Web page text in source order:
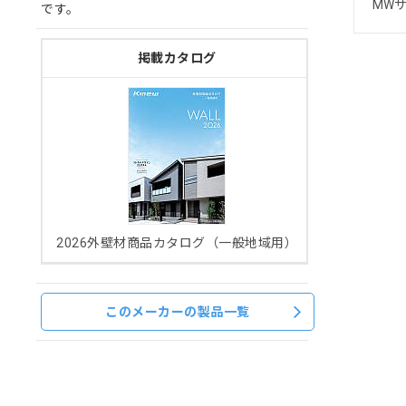
です。
掲載カタログ
2026外壁材商品カタログ（一般地域用）
このメーカーの製品一覧
MW